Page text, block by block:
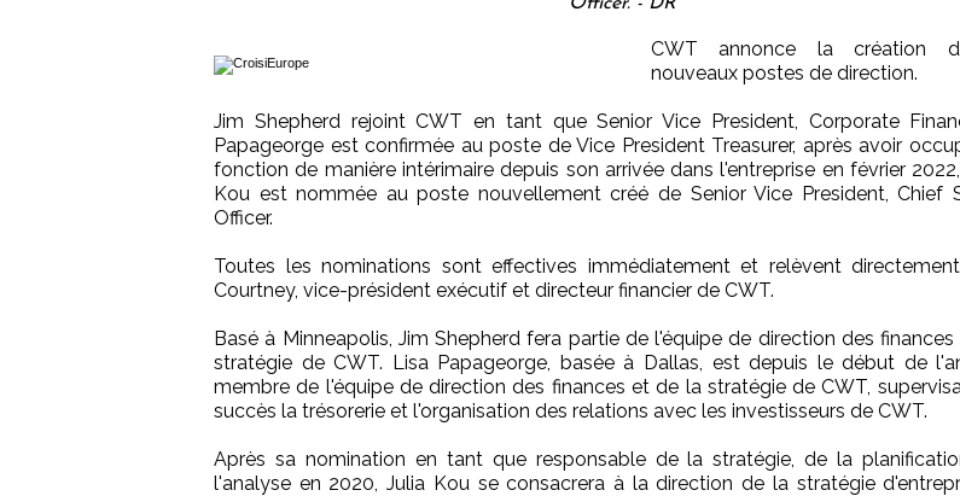
CWT annonce la création
nouveaux postes de direction.
Jim Shepherd rejoint CWT en tant que Senior Vice President, Corporate
Papageorge est confirmée au poste de Vice President Treasurer, après avoir
fonction de manière intérimaire depuis son arrivée dans l'entreprise en février
Kou est nommée au poste nouvellement créé de Senior Vice President, Chief
Officer.
Toutes les nominations sont effectives immédiatement et relèvent
Courtney, vice-président exécutif et directeur financier de CWT.
Basé à Minneapolis, Jim Shepherd fera partie de l'équipe de direction des
stratégie de CWT. Lisa Papageorge, basée à Dallas, est depuis le début de
membre de l'équipe de direction des finances et de la stratégie de CWT,
succès la trésorerie et l'organisation des relations avec les investisseurs de CWT.
Après sa nomination en tant que responsable de la stratégie, de la
l'analyse en 2020, Julia Kou se consacrera à la direction de la stratégie